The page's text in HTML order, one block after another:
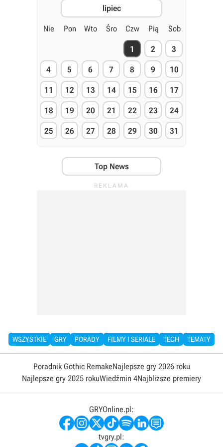
lipiec
Nie Pon Wto Śro Czw Pią Sob
1 2 3
4 5 6 7 8 9 10
11 12 13 14 15 16 17
18 19 20 21 22 23 24
25 26 27 28 29 30 31
Top News
WSZYSTKIE GRY PORADY FILMY I SERIALE TECH TEMATY
Poradnik Gothic RemakeNajlepsze gry 2026 roku
Najlepsze gry 2025 rokuWiedźmin 4Najbliższe premiery
GRYOnline.pl:
tvgry.pl: